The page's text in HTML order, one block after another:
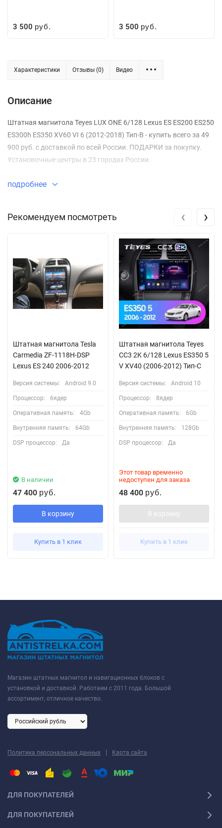
3 500 руб. 3 500 руб.
Характеристики Отзывы (0) Видео
Описание
Штатная магнитола Teyes LUX ONE 6/128 Lexus ES ES200 ES250
ES300h ES350 XV60 VI 6 (2012-2018) Тип-B - купить всего за 49
900 руб. с доставкой по всей России. ПОДАРКИ за покупку.
Установочные центры в 23 городах России.
подробнее
Рекомендуем посмотреть
Штатная магнитола Tesla
Carmedia ZF-1118H-DSP
Lexus ES 240 2006-2012
Версия системы: Android 9.0
Процессор: 6ядер
Оперативная память: 4Gb
Внутренняя память: 64Gb
DSP процессор: Да
В наличии
47 400 руб.
В корзину
Купить в 1 клик
Штатная магнитола Teyes
CC3 2K 6/128 Lexus ES350 5
V XV40 (2006-2012) Тип-C
Версия системы: Android 10
Процессор: 8ядер
Оперативная память: 6Gb
Внутренняя память: 128Gb
DSP процессор: Да
Этот товар временно
недоступен для заказа
48 400 руб.
В корзину
Купить в 1 клик
‹ ›
Магазин штатных магнитол и навигационных блоков с
установкой и доставкой. Работаем с 2011 года. Большой
ассортимент, отличное качество.
Политика персональных данных | Карта сайта
ДЛЯ ПОКУПАТЕЛЕЙ
ДЛЯ ПОКУПАТЕЛЕЙ